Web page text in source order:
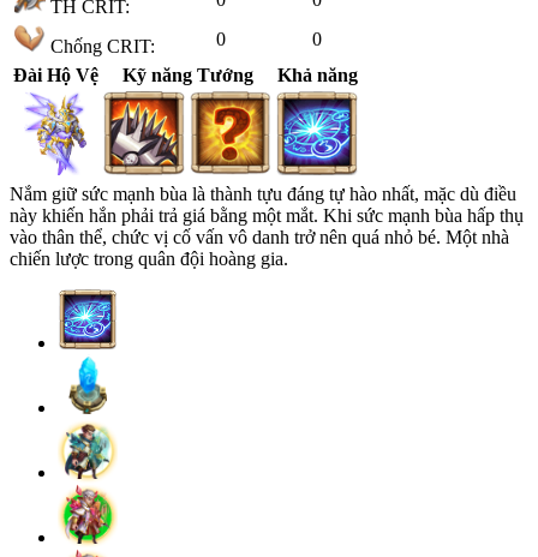
TH CRIT:
Chống CRIT: 0
0
Đài Hộ Vệ
Kỹ năng Tướng Khả năng
Nắm giữ sức mạnh bùa là thành tựu đáng tự hào nhất, mặc dù điều
này khiến hắn phải trả giá bằng một mắt. Khi sức mạnh bùa hấp thụ
vào thân thể, chức vị cố vấn vô danh trở nên quá nhỏ bé. Một nhà
chiến lược trong quân đội hoàng gia.